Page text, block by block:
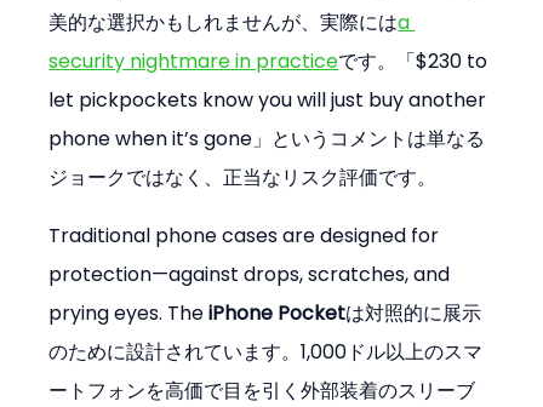
美的な選択かもしれませんが、実際にはa
security nightmare in practiceです。「$230 to
let pickpockets know you will just buy another
phone when it’s gone」というコメントは単なる
ジョークではなく、正当なリスク評価です。
Traditional phone cases are designed for
protection—against drops, scratches, and
prying eyes. The iPhone Pocketは対照的に展示
のために設計されています。1,000ドル以上のスマ
ートフォンを高価で目を引く外部装着のスリーブ